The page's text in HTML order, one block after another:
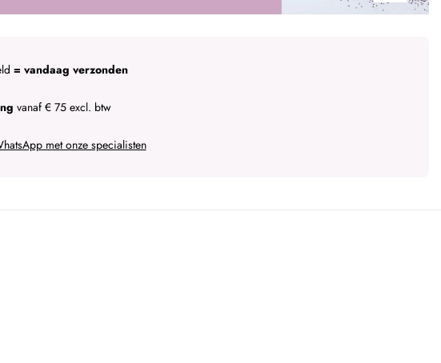
= vandaag verzonden
vanaf € 75 excl. btw
met onze specialisten